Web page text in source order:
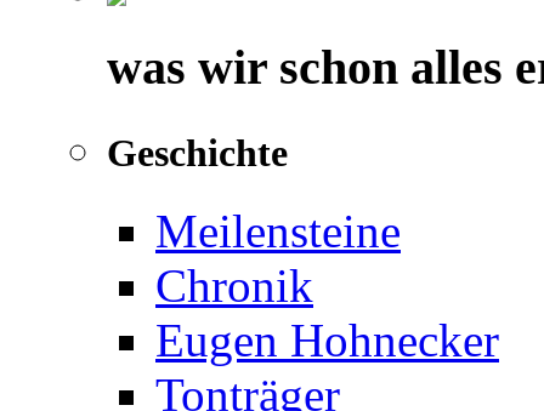
was wir schon alles
Geschichte
Meilensteine
Chronik
Eugen Hohnecker
Tonträger